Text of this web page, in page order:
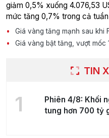
giảm 0,5% xuống 4.076,53
mức tăng 0,7% trong cả tuần
Giá vàng tăng mạnh sau khi
Giá vàng bật tăng, vượt mốc
TIN
1
Phiên 4/8: Khối
tung hơn 700 tỷ